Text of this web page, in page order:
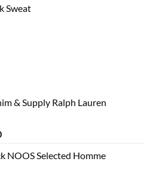
Sweat
& Supply Ralph Lauren
Current
is:NOOS Selected Homme